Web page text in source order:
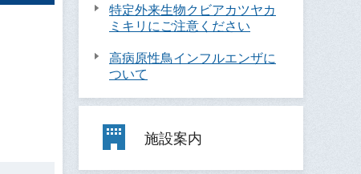
特定外来生物クビアカツヤカ
ミキリにご注意ください
高病原性鳥インフルエンザに
ついて
施設案内